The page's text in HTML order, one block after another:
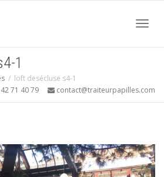
1
loft desécluse s4-1
42 71 40 79 contact@traiteurpapilles.com